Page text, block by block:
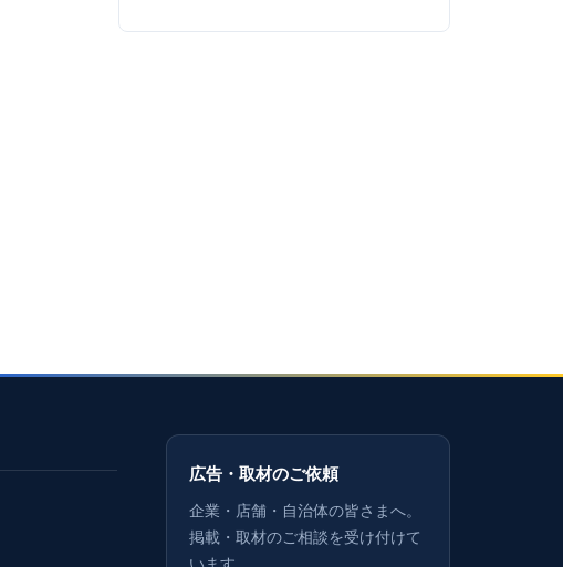
広告・取材のご依頼
企業・店舗・自治体の皆さまへ。
掲載・取材のご相談を受け付けて
います。